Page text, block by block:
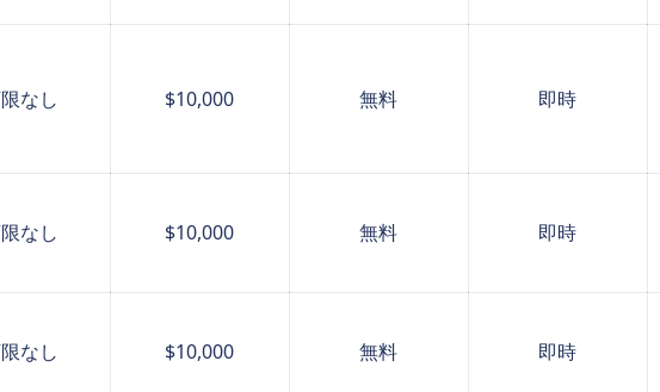
なし $10,000 無料 即時
なし $10,000 無料 即時
なし $10,000 無料 即時